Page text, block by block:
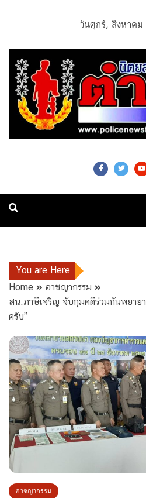
วันศุกร์, สิงหาคม
Police
You are Here
Home
อาชญากรรม
สน.ภาษีเจริญ จับกุมคดีร่วมกันพยาย
ครับ”
อาชญากรรม